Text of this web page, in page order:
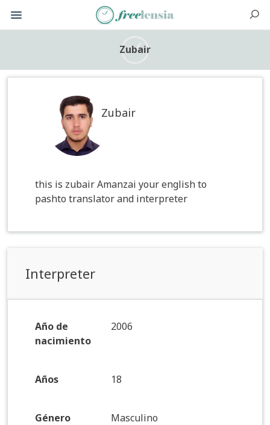
Zubair
Zubair
this is zubair Amanzai your english to
pashto translator and interpreter
Interpreter
Año de
nacimiento
2006
Años 18
Género Masculino